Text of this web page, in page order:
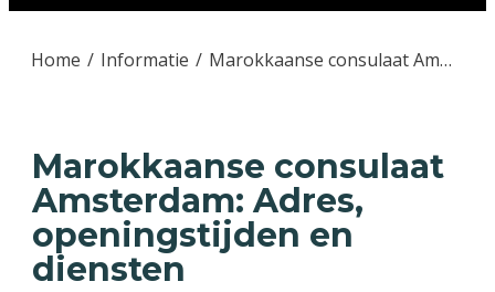
Home / Informatie / Marokkaanse consulaat Amsterdam: Adres, openingstijden en diensten
Marokkaanse consulaat
Amsterdam: Adres,
openingstijden en
diensten